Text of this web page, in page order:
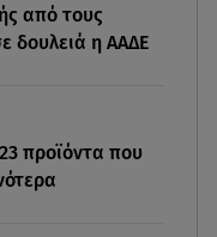
της Γαλλικής
από τους
δουλειά η ΑΑΔΕ
προϊόντα που